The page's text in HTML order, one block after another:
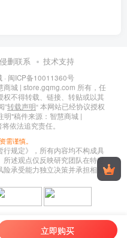
侵删联系 技术支持
· 闽ICP备10011360号
商城 | store.gqmg.com 所有，任
不得转载、链接、转贴或以其
”转载声明“ 本网站已经协议授权
明"稿件来源：智慧商城 |
依法追究责任。
需谨慎。
规定》，所有内容均不构成具
述观点仅反映研究团队在特定
险承受能力独立决策并承担相应
立即购买